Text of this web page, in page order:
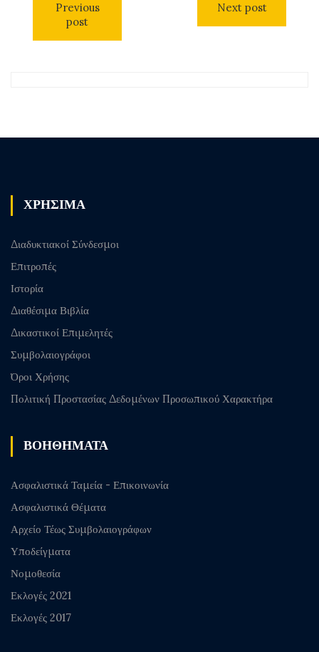
Previous
post
Next post
ΧΡΗΣΙΜΑ
Διαδυκτιακοί Σύνδεσμοι
Επιτροπές
Ιστορία
Διαθέσιμα Βιβλία
Δικαστικοί Επιμελητές
Συμβολαιογράφοι
Όροι Χρήσης
Πολιτική Προστασίας Δεδομένων Προσωπικού Χαρακτήρα
ΒΟΗΘΗΜΑΤΑ
Ασφαλιστικά Ταμεία - Επικοινωνία
Ασφαλιστικά Θέματα
Αρχείο Τέως Συμβολαιογράφων
Υποδείγματα
Νομοθεσία
Εκλογές 2021
Εκλογές 2017